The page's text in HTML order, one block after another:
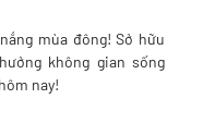
mùa đông! Sở hữu
không gian sống
nay!